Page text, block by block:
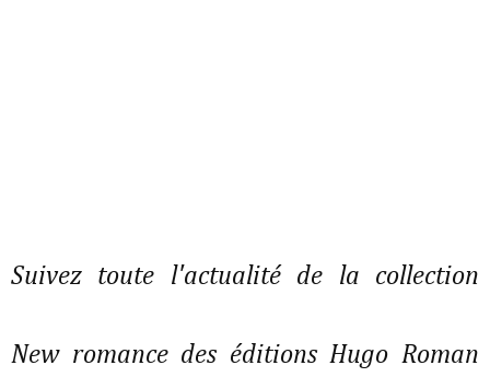
Suivez toute l'actualité de la collection
New romance des éditions Hugo Roman